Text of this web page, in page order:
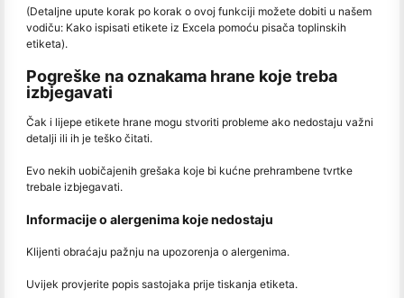
(Detaljne upute korak po korak o ovoj funkciji možete dobiti u našem
vodiču: Kako ispisati etikete iz Excela pomoću pisača toplinskih
etiketa).
Pogreške na oznakama hrane koje treba
izbjegavati
Čak i lijepe etikete hrane mogu stvoriti probleme ako nedostaju važni
detalji ili ih je teško čitati.
Evo nekih uobičajenih grešaka koje bi kućne prehrambene tvrtke
trebale izbjegavati.
Informacije o alergenima koje nedostaju
Klijenti obraćaju pažnju na upozorenja o alergenima.
Uvijek provjerite popis sastojaka prije tiskanja etiketa.